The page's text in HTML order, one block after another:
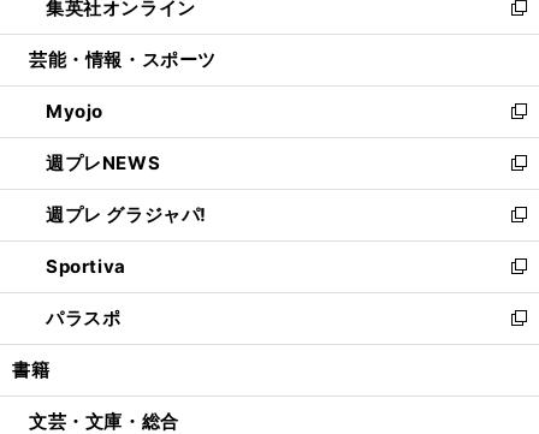
く
で
開
ド
ウ
開
く
ィ
ン
ウ
で
開
く
い
ウ
ン
ド
ウ
で
開
く
集英社オンライン
新
し
ウ
ィ
ン
ド
ウ
で
開
く
芸能・情報・スポーツ
Myojo
新
し
い
ウ
ィ
ン
ド
ウ
で
開
週プレNEWS
新
し
い
ウ
ィ
ン
ド
ウ
開
週プレ グラジャパ!
新
し
い
ウ
ィ
ン
ウ
Sportiva
新
し
い
ウ
ン
パラスポ
新
し
ウ
書籍
文芸・文庫・総合